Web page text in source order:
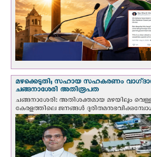
മഴക്കെടുതി; സഹായ സഹകരണം
ചങ്ങനാശേരി അതിരൂപത
ചങ്ങനാശേരി: അതിശക്തമായ മഴയിലും
കേരളത്തിലെ ജനങ്ങൾ